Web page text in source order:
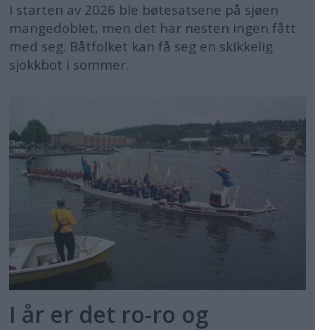
I starten av 2026 ble bøtesatsene på sjøen
mangedoblet, men det har nesten ingen fått
med seg. Båtfolket kan få seg en skikkelig
sjokkbot i sommer.
I år er det ro-ro og